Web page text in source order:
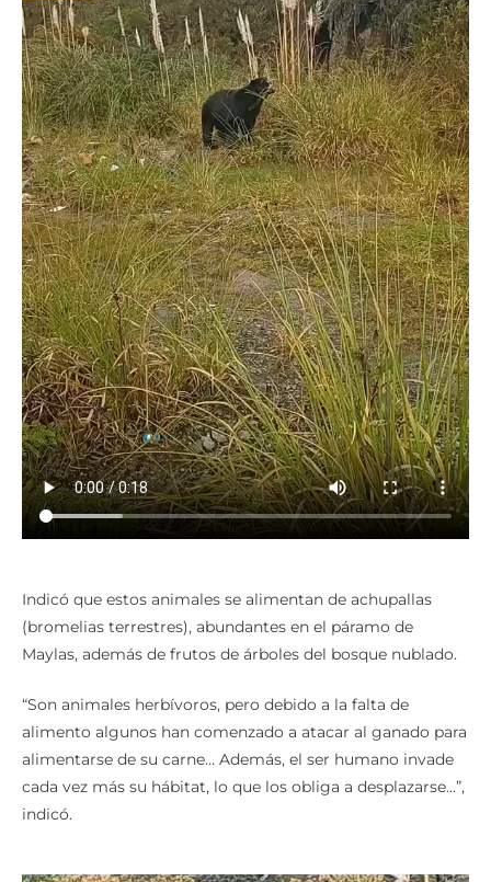
Indicó que estos animales se alimentan de achupallas
(bromelias terrestres), abundantes en el páramo de
Maylas, además de frutos de árboles del bosque nublado.
“Son animales herbívoros, pero debido a la falta de
alimento algunos han comenzado a atacar al ganado para
alimentarse de su carne… Además, el ser humano invade
cada vez más su hábitat, lo que los obliga a desplazarse…”,
indicó.